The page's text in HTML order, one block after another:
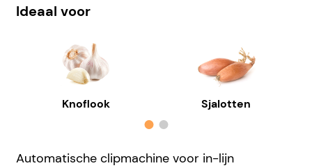
Ideaal voor
Knoflook Sjalotten
Automatische clipmachine voor in-lijn